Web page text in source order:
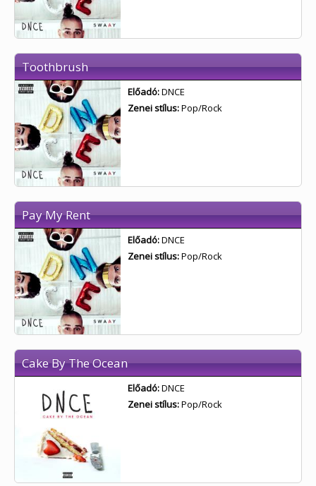
Toothbrush
Előadó:DNCE
Zenei stílus:Pop/Rock
Pay My Rent
Előadó:DNCE
Zenei stílus:Pop/Rock
Cake By The Ocean
Előadó:DNCE
Zenei stílus:Pop/Rock